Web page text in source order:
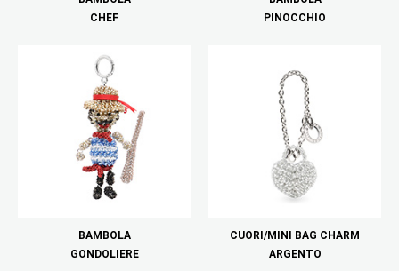
CHEF
PINOCCHIO
BAMBOLA
GONDOLIERE
CUORI/MINI BAG CHARM
ARGENTO